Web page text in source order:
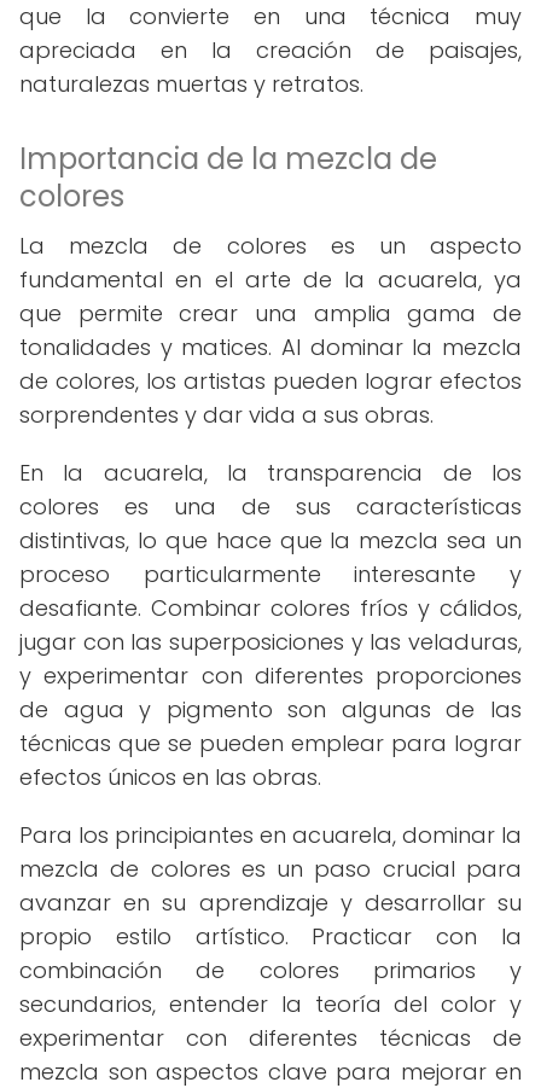
que la convierte en una técnica muy
apreciada en la creación de paisajes,
naturalezas muertas y retratos.
Importancia de la mezcla de
colores
La mezcla de colores es un aspecto
fundamental en el arte de la acuarela, ya
que permite crear una amplia gama de
tonalidades y matices. Al dominar la mezcla
de colores, los artistas pueden lograr efectos
sorprendentes y dar vida a sus obras.
En la acuarela, la transparencia de los
colores es una de sus características
distintivas, lo que hace que la mezcla sea un
proceso particularmente interesante y
desafiante. Combinar colores fríos y cálidos,
jugar con las superposiciones y las veladuras,
y experimentar con diferentes proporciones
de agua y pigmento son algunas de las
técnicas que se pueden emplear para lograr
efectos únicos en las obras.
Para los principiantes en acuarela, dominar la
mezcla de colores es un paso crucial para
avanzar en su aprendizaje y desarrollar su
propio estilo artístico. Practicar con la
combinación de colores primarios y
secundarios, entender la teoría del color y
experimentar con diferentes técnicas de
mezcla son aspectos clave para mejorar en